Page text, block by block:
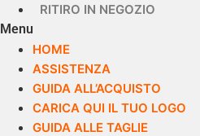
RITIRO IN NEGOZIO
Menu
HOME
ASSISTENZA
GUIDA ALL’ACQUISTO
CARICA QUI IL TUO LOGO
GUIDA ALLE TAGLIE